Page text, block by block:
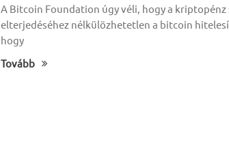
A Bitcoin Foundation úgy véli, hogy a kriptopénz
elterjedéséhez nélkülözhetetlen a bitcoin
hogy
Tovább